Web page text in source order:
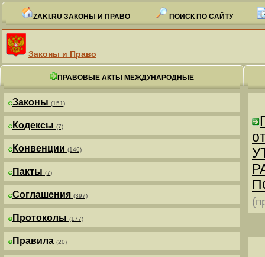
ZAKI.RU ЗАКОНЫ И ПРАВО ПОИСК ПО САЙТУ
Законы и Право
ПРАВОВЫЕ АКТЫ МЕЖДУНАРОДНЫЕ
Законы (151)
Кодексы (7)
Конвенции (146)
Пакты (7)
Соглашения (397)
Протоколы (177)
Правила (20)